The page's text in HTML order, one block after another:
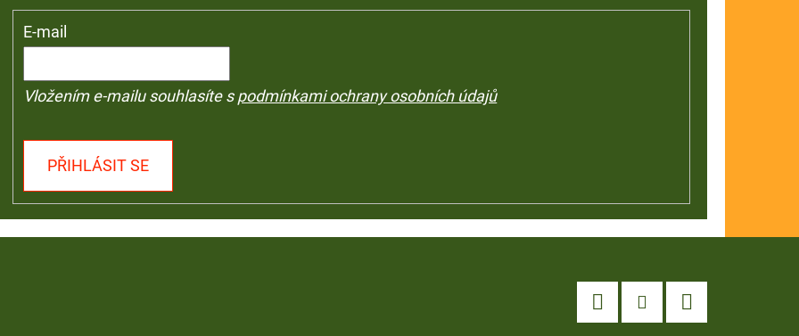
E-mail
Vložením e-mailu souhlasíte spodmínkami ochrany osobních údajů
PŘIHLÁSIT SE